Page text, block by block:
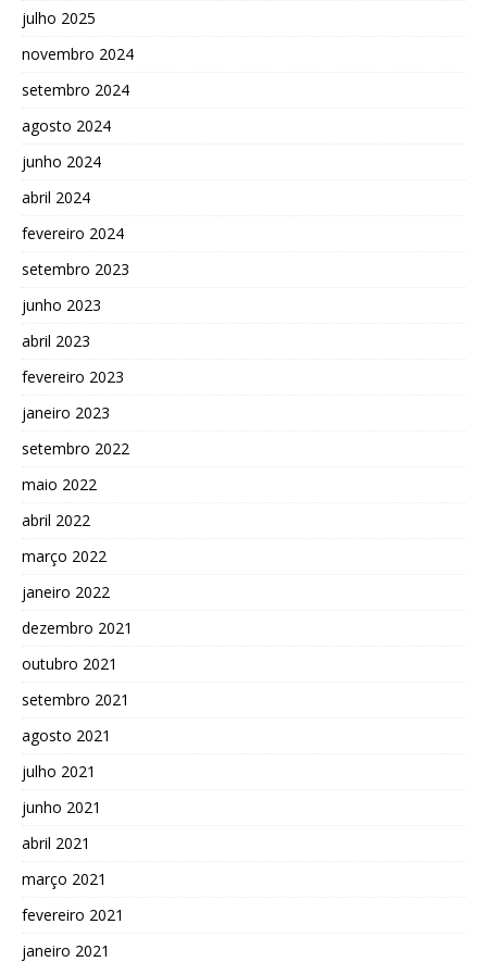
julho 2025
novembro 2024
setembro 2024
agosto 2024
junho 2024
abril 2024
fevereiro 2024
setembro 2023
junho 2023
abril 2023
fevereiro 2023
janeiro 2023
setembro 2022
maio 2022
abril 2022
março 2022
janeiro 2022
dezembro 2021
outubro 2021
setembro 2021
agosto 2021
julho 2021
junho 2021
abril 2021
março 2021
fevereiro 2021
janeiro 2021